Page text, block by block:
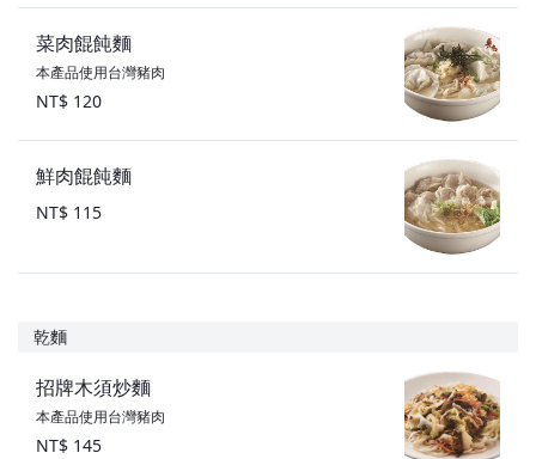
菜肉餛飩麵
本產品使用台灣豬肉
NT$ 120
鮮肉餛飩麵
NT$ 115
乾麵
招牌木須炒麵
本產品使用台灣豬肉
NT$ 145